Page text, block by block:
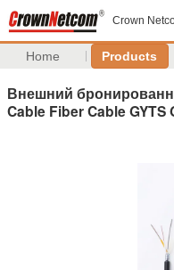
Crown
Home Products
Внешний
Cable Fiber Cable GYTS